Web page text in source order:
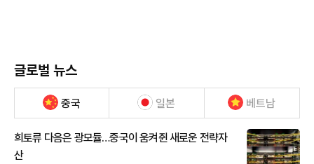
글로벌 뉴스
중국 일본 베트남
희토류 다음은 광모듈…중국이 움켜쥔 새로운 전략자
산